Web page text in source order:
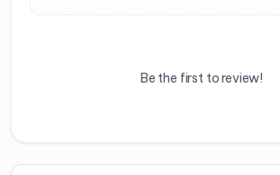
Be the first to review!